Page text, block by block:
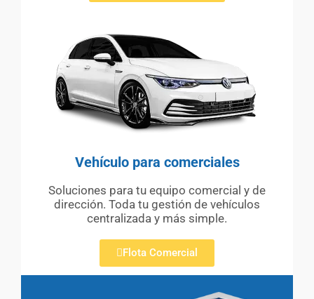
Vehículo para comerciales
Soluciones para tu equipo comercial y de
dirección. Toda tu gestión de vehículos
centralizada y más simple.
Flota Comercial